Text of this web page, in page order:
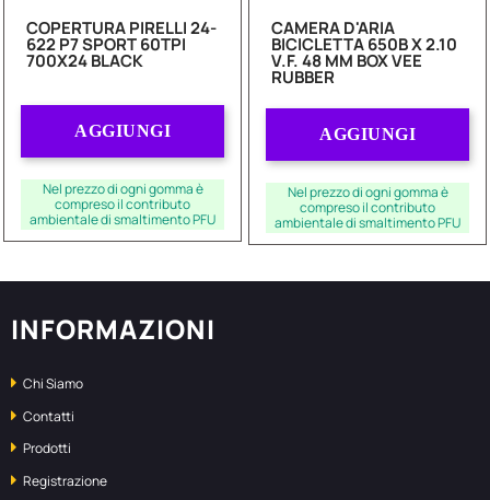
COPERTURA PIRELLI 24-
622 P7 SPORT 60TPI
700X24 BLACK
AGGIUNGI
Nel prezzo di ogni gomma è
compreso il contributo
ambientale di smaltimento PFU
CAMERA D'ARIA
BICICLETTA 650B X 2.10
V.F. 48 MM BOX VEE
RUBBER
AGGIUNGI
Nel prezzo di ogni gomma è
compreso il contributo
ambientale di smaltimento PFU
INFORMAZIONI
Chi Siamo
Contatti
Prodotti
Registrazione